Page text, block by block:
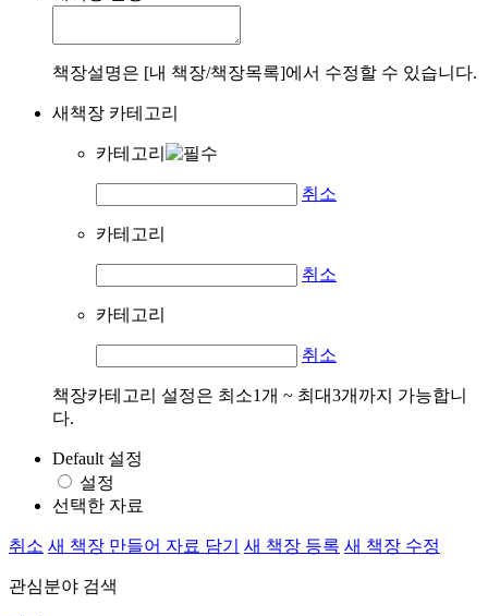
책장설명은 [내 책장/책장목록]에서 수정할 수 있습니다.
새책장 카테고리
카테고리
취소
카테고리
취소
카테고리
취소
책장카테고리 설정은 최소1개 ~ 최대3개까지 가능합니
다.
Default 설정
설정
선택한 자료
취소 새 책장 만들어 자료 담기 새 책장 등록 새 책장 수정
관심분야 검색